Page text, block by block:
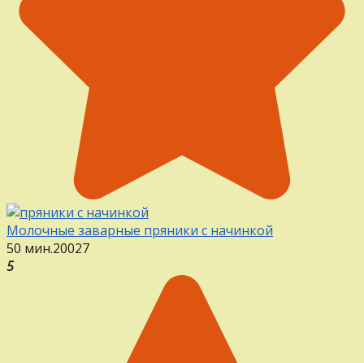
Молочные заварные пряники с начинкой
50 мин.20027
5